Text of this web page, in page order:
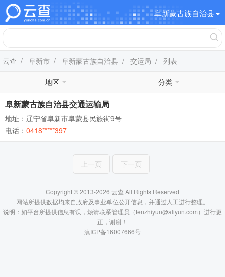
阜新蒙古族自治县
云查 / 阜新市 / 阜新蒙古族自治县 / 交运局 / 列表
地区 分类
阜新蒙古族自治县交通运输局
地址：辽宁省阜新市阜蒙县民族街9号
电话： 0418*****397
上一页 下一页
Copyright © 2013-2026 云查 All Rights Reserved
网站所提供数据均来自政府及事业单位公开信息，并通过人工进行整理。
说明：如平台所提供信息有误，烦请联系管理员（fenzhiyun@aliyun.com）进行更
正，谢谢！
滇ICP备16007666号